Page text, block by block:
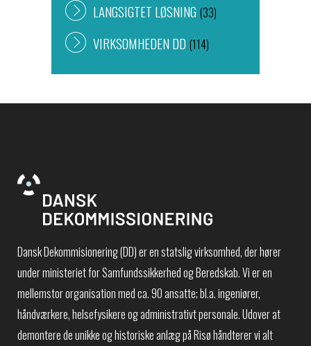
LANGSIGTET LØSNING (33)
VIRKSOMHEDEN DD (114)
Dansk Dekommisionering (DD) er en statslig virksomhed, der hører
under ministeriet for Samfundssikkerhed og Beredskab. Vi er en
mellemstor organisation med ca. 90 ansatte; bl.a. ingeniører,
håndværkere, helsefysikere og administrativt personale. Udover at
demontere de unikke og historiske anlæg på Risø håndterer vi alt